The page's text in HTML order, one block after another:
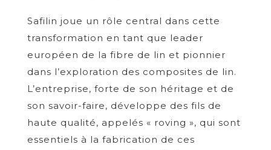
Safilin joue un rôle central dans cette
transformation en tant que leader
européen de la fibre de lin et pionnier
dans l’exploration des composites de lin.
L’entreprise, forte de son héritage et de
son savoir-faire, développe des fils de
haute qualité, appelés « roving », qui sont
essentiels à la fabrication de ces